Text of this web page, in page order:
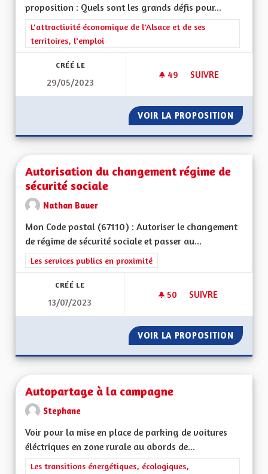
proposition : Quels sont les grands défis pour...
Filtrer les résultats de la catégorie : L'attractivité
L'attractivité économique de l'Alsace et de ses
territoires, l'emploi
CRÉÉ LE
29/05/2023
49 49 ABONNÉS
SUIVRE
VOIR LA PROPOSITION
Autorisation du changement régime de
sécurité sociale
Nathan Bauer
Mon Code postal (67110) : Autoriser le changement
de régime de sécurité sociale et passer au...
Filtrer les résultats de la catégorie : Les services publics en
Les services publics en proximité
CRÉÉ LE
13/07/2023
50 50 ABONNÉS
SUIVRE
VOIR LA PROPOSITION
Autopartage à la campagne
Stephane
Voir pour la mise en place de parking de voitures
éléctriques en zone rurale au abords de...
Filtrer les résultats de la catégorie : Les transitions
Les transitions énergétiques, écologiques,